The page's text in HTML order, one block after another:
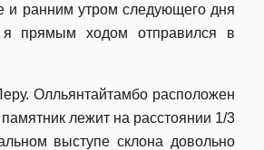
и ранним утром следующего дня
прямым ходом отправился в
Олльянтайтамбо расположен
лежит на расстоянии 1/3
выступе склона довольно